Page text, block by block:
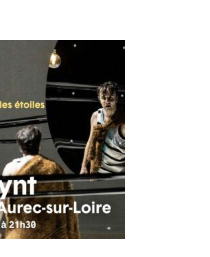
S'INSCRIRE À LA NEWSLETTER
FACEBOOKINSTAGRAM
LINKEDINYOUTUBE